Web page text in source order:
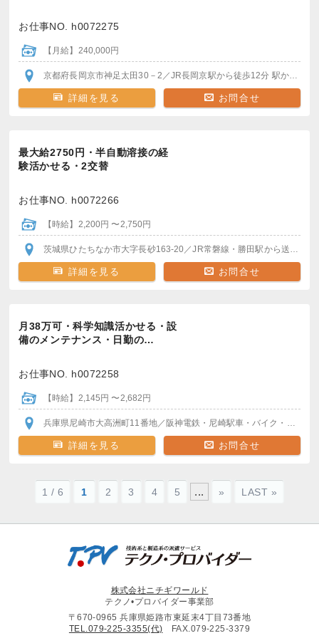
お仕事NO. h0072275
【月給】240,000円
京都府長岡京市神足太田30－2 ／JR長岡京駅から徒歩12分 駅から送迎バスあり
詳細を見る お問合せ
最大給2750円・半自動溶接の経
験活かせる・2交替
お仕事NO. h0072266
【時給】2,200円 〜2,750円
茨城県ひたちなか市大字長砂163-20／JR常磐線・勝田駅から送迎バスで30分
詳細を見る お問合せ
月38万可・科学知識活かせる・設
備のメンテナンス・日勤の…
お仕事NO. h0072258
【時給】2,145円 〜2,682円
兵庫県尼崎市大高洲町11番地／阪神電鉄・尼崎駅車・バイク・自転車通勤OK
詳細を見る お問合せ
1 / 6 1 2 3 4 5 ... » LAST »
株式会社ニチギワールド
テクノ•プロバイダー事業部
〒670-0965 兵庫県姫路市東延末4丁目73番地
TEL.079-225-3355(代) FAX.079-225-3379